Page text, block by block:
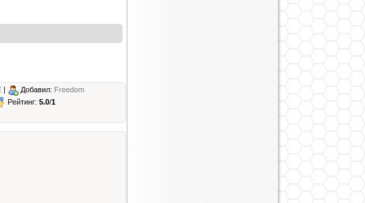
| Добавил: Freedom
Рейтинг: 5.0/1